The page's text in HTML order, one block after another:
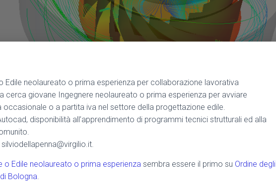
Edile neolaureato o prima esperienza per collaborazione lavorativa
cerca giovane Ingegnere neolaureato o prima esperienza per avviare
o a partita iva nel settore della progettazione edile.
disponibilità all’apprendimento di programmi tecnici strutturali ed alla
o Edile neolaureato o prima esperienza sembra essere il primo su Ordine degli
Bologna.